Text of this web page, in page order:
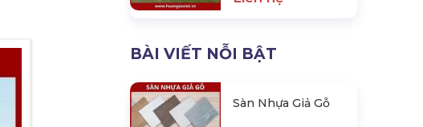
BÀI VIẾT NỖI BẬT
Sàn Nhựa Giả Gỗ